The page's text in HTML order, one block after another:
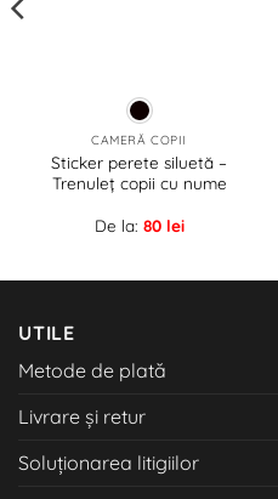
CAMERĂ COPII
Sticker perete siluetă –
Trenuleț copii cu nume
De la: 80 lei
UTILE
Metode de plată
Livrare și retur
Soluționarea litigiilor